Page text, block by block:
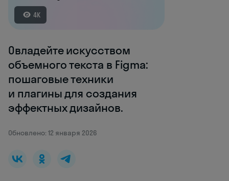
4K
Овладейте искусством
объемного текста в Figma:
пошаговые техники
и плагины для создания
эффектных дизайнов.
Обновлено: 12 января 2026